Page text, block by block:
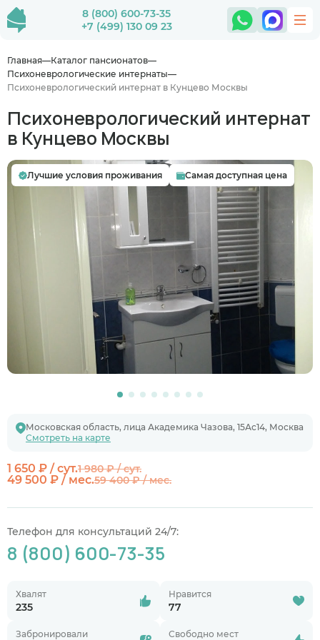
8 (800) 600-73-35
+7 (499) 130 09 23
Главная
Каталог пансионатов
Психоневрологические интернаты
Психоневрологический интернат в Кунцево Москвы
Психоневрологический интернат
в Кунцево Москвы
Московская область, лица Академика Чазова, 15Ас14, Москва
Смотреть на карте
1 650 ₽ / сут.1 980 ₽ / сут.
49 500 ₽ / мес.59 400 ₽ / мес.
Телефон для консультаций 24/7:
8 (800) 600-73-35
Хвалят
235
Нравится
77
Забронировали Свободно мест
Лучшие условия проживания Самая доступная цена